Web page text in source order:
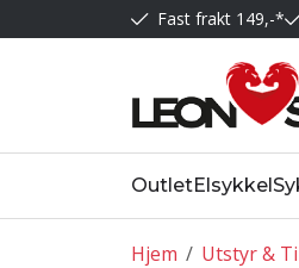
Fast frakt 149,-*
OutletElsykkel
/
Hjem Utstyr &